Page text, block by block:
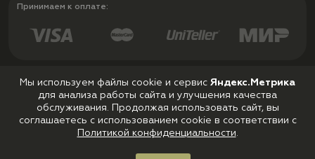
Принимаем к оплате:
Политика конфиденциальности
Пользовательское соглашение
Мы используем файлы cookie и сервис Яндекс.Метрика
для анализа работы сайта и улучшения качества
обслуживания. Продолжая использовать сайт, вы
соглашаетесь с использованием cookie в соответствии с
Политикой конфиденциальности.